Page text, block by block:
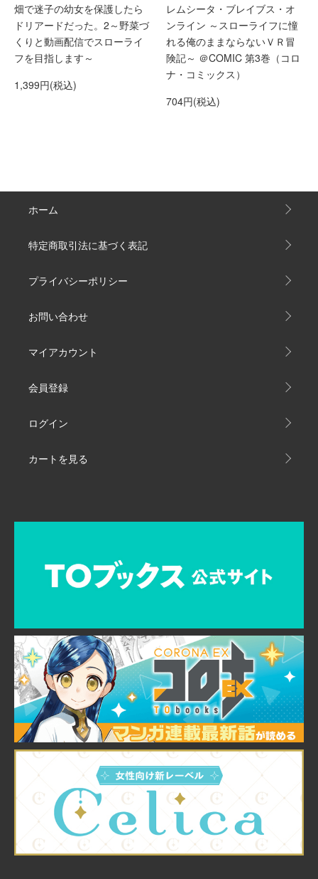
畑で迷子の幼女を保護したら
ドリアードだった。2～野菜づ
くりと動画配信でスローライ
フを目指します～
1,399円(税込)
レムシータ・ブレイブス・オ
ンライン ～スローライフに憧
れる俺のままならないＶＲ冒
険記～ ＠COMIC 第3巻（コロ
ナ・コミックス）
704円(税込)
ホーム
特定商取引法に基づく表記
プライバシーポリシー
お問い合わせ
マイアカウント
会員登録
ログイン
カートを見る